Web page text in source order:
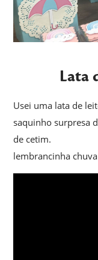
Lata
Usei uma lata de
saquinho surpresa
de cetim.
lembrancinha